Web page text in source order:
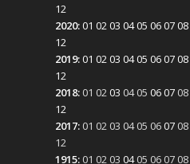
12
2020:01 0203 0405 060708
12
2019:01 0203 0405 060708
12
2018: 01 0203 04 05 0607 08
12
2017: 01 02 03 04 05 0607 08
12
1915: 01 02 03 04 05 06 07 08